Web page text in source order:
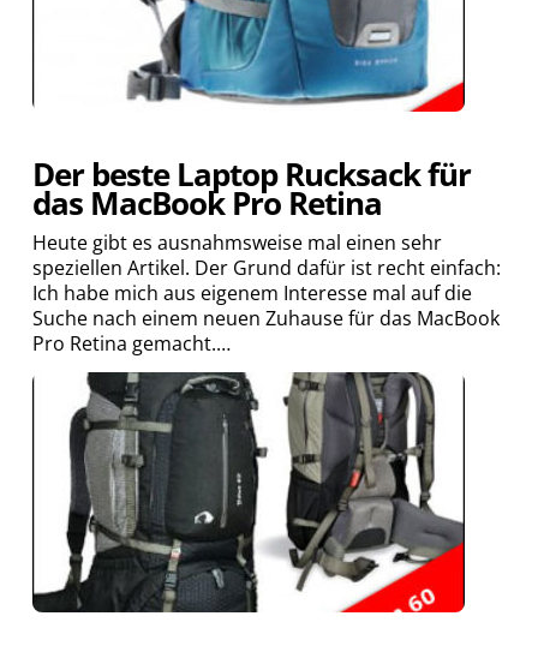
Der beste Laptop Rucksack für
das MacBook Pro Retina
Heute gibt es ausnahmsweise mal einen sehr
speziellen Artikel. Der Grund dafür ist recht einfach:
Ich habe mich aus eigenem Interesse mal auf die
Suche nach einem neuen Zuhause für das MacBook
Pro Retina gemacht.…